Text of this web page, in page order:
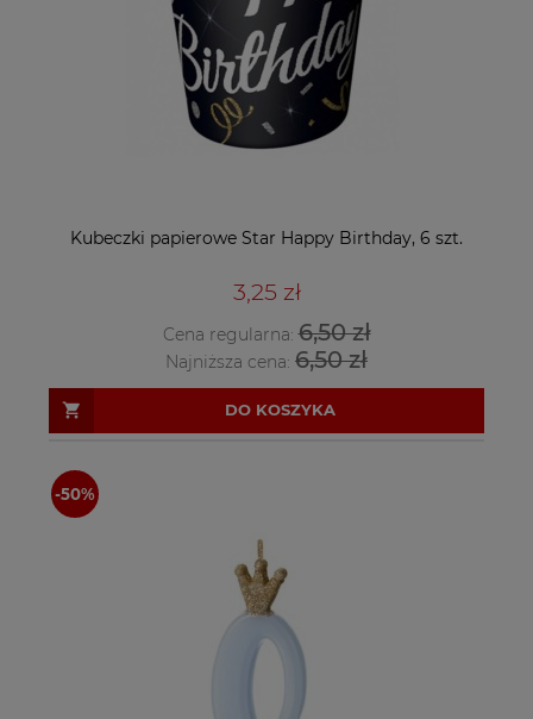
Kubeczki papierowe Star Happy Birthday, 6 szt.
3,25 zł
Cena regularna:6,50 zł
Najniższa cena: 6,50 zł
DO KOSZYKA